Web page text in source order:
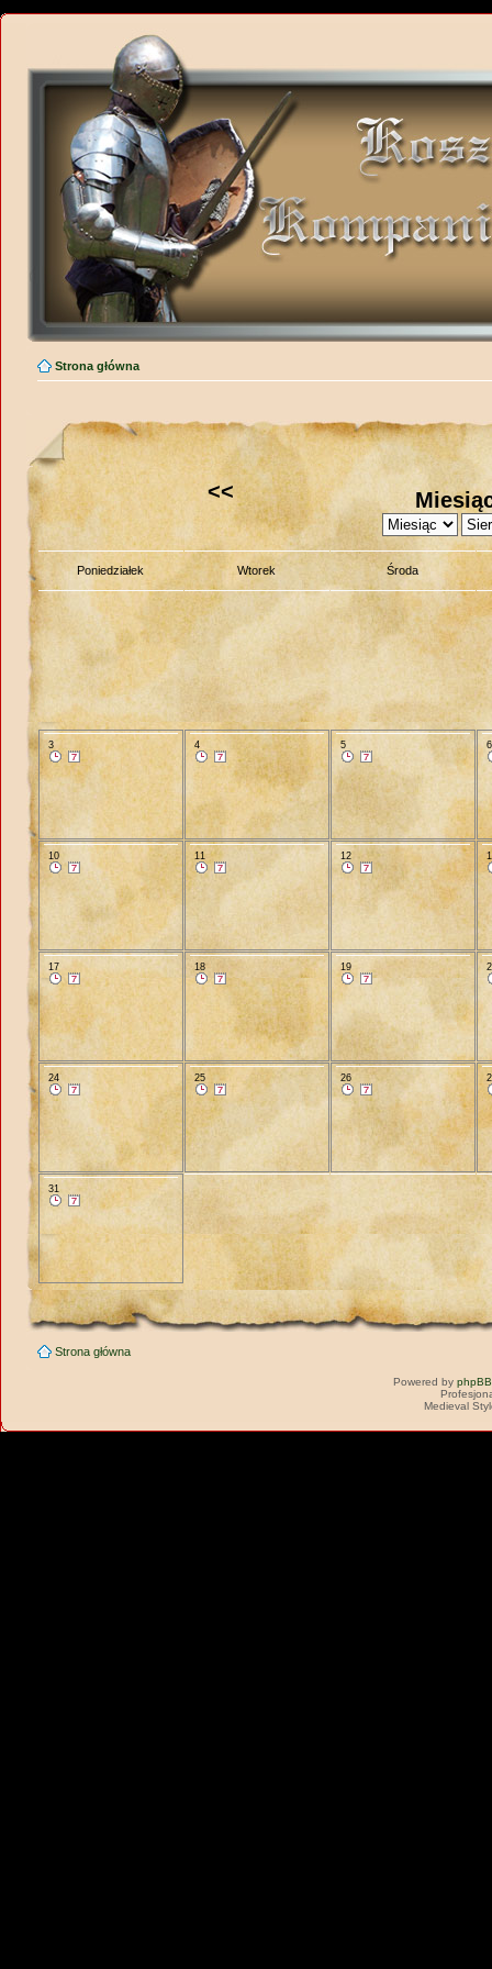
Strona główna
<<
Poniedziałek Wtorek Środa
3 4 5 6
10 11 12
17 18 19
24 25 26
31
Strona główna
Powered by phpBB
Medieval